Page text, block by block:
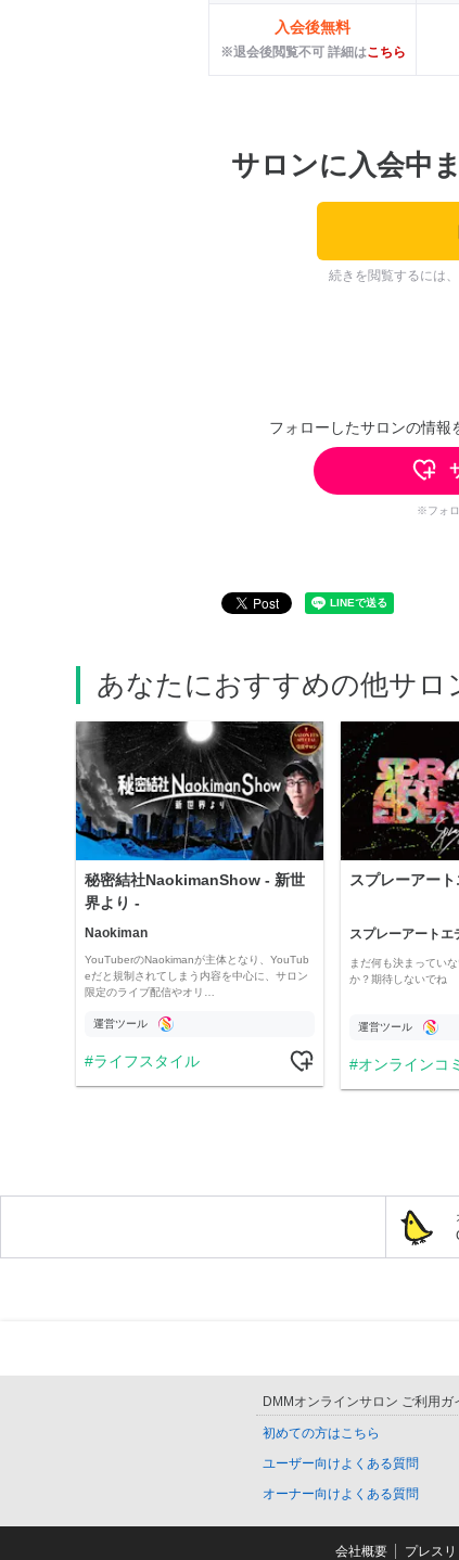
入会後無料
※退会後閲覧不可 詳細はこちら
サロンに入会中
続きを閲覧するには
フォローしたサロンの情報
※フォロ
あなたにおすすめの他サロ
秘密結社NaokimanShow - 新世
界より -
Naokiman
YouTuberのNaokimanが主体となり、YouTub
eだと規制されてしまう内容を中心に、サロン
限定のライブ配信やオリ…
運営ツール
ライフスタイル
スプレーアー
スプレーアートエ
まだ何も決まってい
か？期待しないでね
運営ツール
オンラインコ
DMMオンラインサロン ご利用ガ
初めての方はこちら
ユーザー向けよくある質問
オーナー向けよくある質問
会社概要 プレス